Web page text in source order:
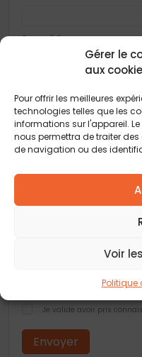
Gérer le
aux
Pour offrir les meilleures
technologies telles que les
informations sur l'appareil.
nous permettra de traiter
de navigation ou des
Voir
Politique
E-mail*
Code postal *
similaires de la part de
similaires de la part de
Je valide avoir pris